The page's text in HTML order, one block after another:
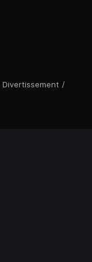
Divertissement /